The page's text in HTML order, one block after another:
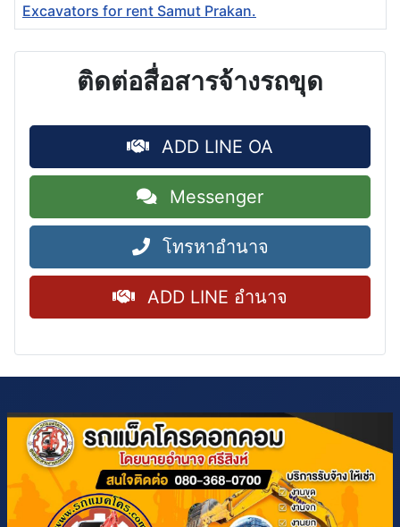
Excavators for rent Samut Prakan.
ติดต่อสื่อสารจ้างรถขุด
ADD LINE OA
Messenger
โทรหาอำนาจ
ADD LINE อำนาจ